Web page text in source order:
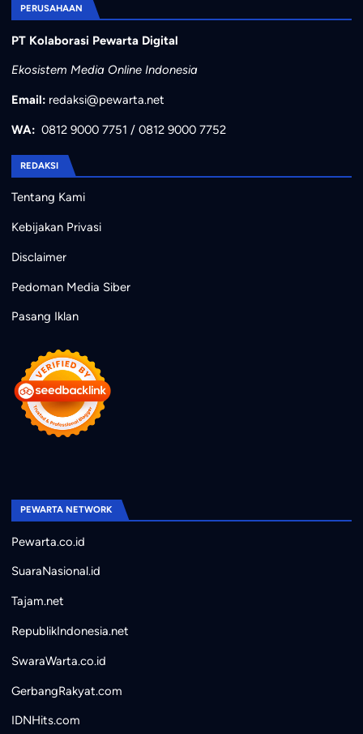
PERUSAHAAN
PT Kolaborasi Pewarta Digital
Ekosistem Media Online Indonesia
Email: redaksi@pewarta.net
WA: 0812 9000 7751 / 0812 9000 7752
REDAKSI
Tentang Kami
Kebijakan Privasi
Disclaimer
Pedoman Media Siber
Pasang Iklan
PEWARTA NETWORK
Pewarta.co.id
SuaraNasional.id
Tajam.net
RepublikIndonesia.net
SwaraWarta.co.id
GerbangRakyat.com
IDNHits.com